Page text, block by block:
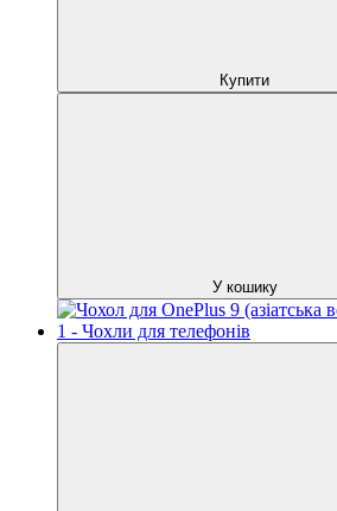
Купити
У кошику